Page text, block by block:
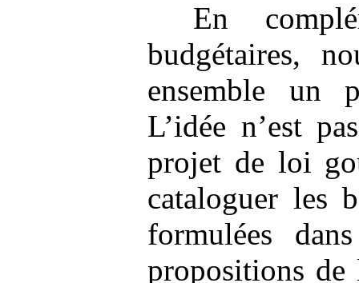
En
budgétaires,
ensemble un
L’idée n’est
projet de loi
cataloguer les
formulées
propositions de